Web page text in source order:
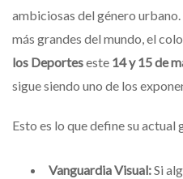
ambiciosas del género
más grandes del mundo, el
los Deporteseste 14 y 15 de
sigue siendo uno de los
Esto es lo que define su actual
Vanguardia Visual:Si